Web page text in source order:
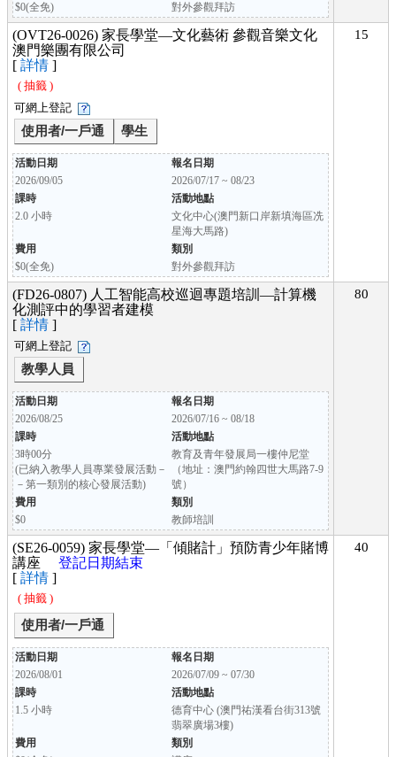
$0(全免)
對外參觀拜訪
(OVT26-0026) 家長學堂—文化藝術 參觀音樂文化
澳門樂團有限公司
[ 詳情 ]
( 抽籤 )
可網上登記
使用者/一戶通 學生
活動日期
報名日期
2026/09/05
2026/07/17 ~ 08/23
課時
活動地點
2.0 小時
文化中心(澳門新口岸新填海區冼
星海大馬路)
費用
類別
$0(全免)
對外參觀拜訪
15
(FD26-0807) 人工智能高校巡迴專題培訓—計算機
化測評中的學習者建模
[ 詳情 ]
可網上登記
教學人員
活動日期
報名日期
2026/08/25
2026/07/16 ~ 08/18
課時
活動地點
3時00分
(已納入教學人員專業發展活動－
－第一類別的核心發展活動)
教育及青年發展局一樓仲尼堂
（地址：澳門約翰四世大馬路7-9
號）
費用
類別
$0
教師培訓
80
(SE26-0059) 家長學堂—「傾賭計」預防青少年賭博
講座 登記日期結束
[ 詳情 ]
( 抽籤 )
使用者/一戶通
活動日期
報名日期
2026/08/01
2026/07/09 ~ 07/30
課時
活動地點
1.5 小時
德育中心 (澳門祐漢看台街313號
翡翠廣場3樓)
費用
類別
40